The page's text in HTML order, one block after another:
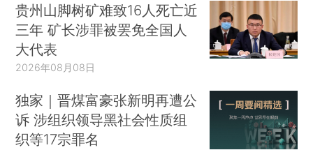
曾尝试在这片沼泽地里抓鱼，这会让他回想起小时候在老家打鸟、捕田鼠的
生活。
单。离开老家后，他们做过豆腐、也给服装打过标签，还开过一家小吃店，
如今经营着一家五金抛光作坊。
贵州山脚树矿难致16人死亡近
三年 矿长涉罪被罢免全国人
大代表
2026年08月08日
独家｜晋煤富豪张新明再遭公
诉 涉组织领导黑社会性质组
织等17宗罪名